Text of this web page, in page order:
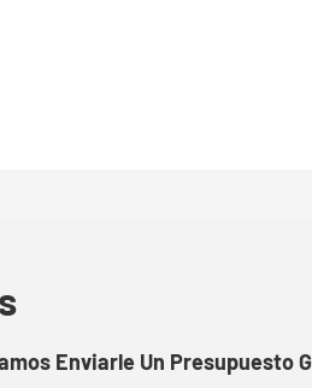
Enviarle Un Presupuesto